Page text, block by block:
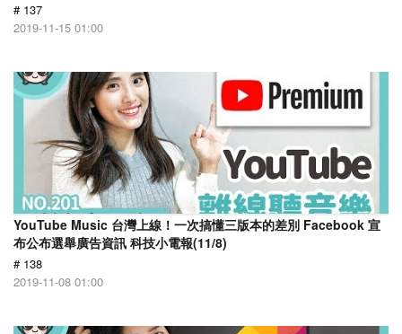
# 137
2019-11-15 01:00
YouTube Music 台灣上線！一次搞懂三版本的差別 Facebook 宣
布公布選舉廣告資訊 科技小電報(11/8)
# 138
2019-11-08 01:00